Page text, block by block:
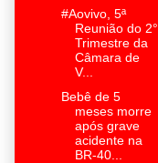
#Aovivo, 5ª
Reunião do 2°
Trimestre da
Câmara de
V...
Bebê de 5
meses morre
após grave
acidente na
BR-40...